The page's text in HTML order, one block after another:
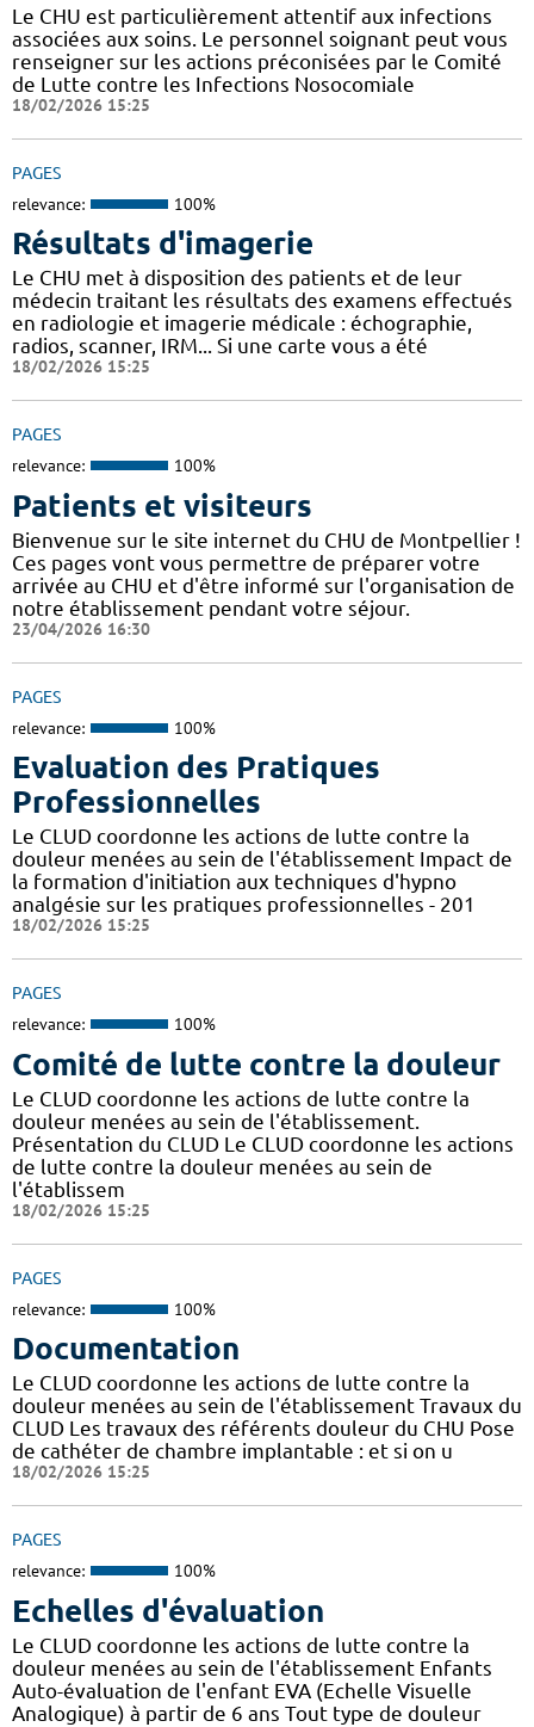
Le CHU est particulièrement attentif aux infections
associées aux soins. Le personnel soignant peut vous
renseigner sur les actions préconisées par le Comité
de Lutte contre les Infections Nosocomiale
18/02/2026 15:25
PAGES
relevance: 100%
Résultats d'imagerie
Le CHU met à disposition des patients et de leur
médecin traitant les résultats des examens effectués
en radiologie et imagerie médicale : échographie,
radios, scanner, IRM... Si une carte vous a été
18/02/2026 15:25
PAGES
relevance: 100%
Patients et visiteurs
Bienvenue sur le site internet du CHU de Montpellier !
Ces pages vont vous permettre de préparer votre
arrivée au CHU et d'être informé sur l'organisation de
notre établissement pendant votre séjour.
23/04/2026 16:30
PAGES
relevance: 100%
Evaluation des Pratiques
Professionnelles
Le CLUD coordonne les actions de lutte contre la
douleur menées au sein de l'établissement Impact de
la formation d'initiation aux techniques d'hypno
analgésie sur les pratiques professionnelles - 201
18/02/2026 15:25
PAGES
relevance: 100%
Comité de lutte contre la douleur
Le CLUD coordonne les actions de lutte contre la
douleur menées au sein de l'établissement.
Présentation du CLUD Le CLUD coordonne les actions
de lutte contre la douleur menées au sein de
l'établissem
18/02/2026 15:25
PAGES
relevance: 100%
Documentation
Le CLUD coordonne les actions de lutte contre la
douleur menées au sein de l'établissement Travaux du
CLUD Les travaux des référents douleur du CHU Pose
de cathéter de chambre implantable : et si on u
18/02/2026 15:25
PAGES
relevance: 100%
Echelles d'évaluation
Le CLUD coordonne les actions de lutte contre la
douleur menées au sein de l'établissement Enfants
Auto-évaluation de l'enfant EVA (Echelle Visuelle
Analogique) à partir de 6 ans Tout type de douleur